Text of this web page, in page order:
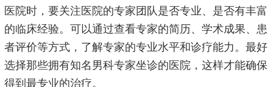
医院时，要关注医院的专家团队是否专业、是否有丰富
的临床经验。可以通过查看专家的简历、学术成果、患
者评价等方式，了解专家的专业水平和诊疗能力。最好
选择那些拥有知名男科专家坐诊的医院，这样才能确保
得到最专业的治疗。